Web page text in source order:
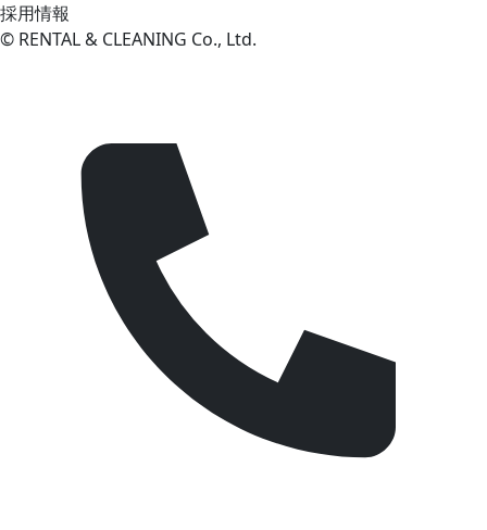
採用情報
© RENTAL & CLEANING Co., Ltd.